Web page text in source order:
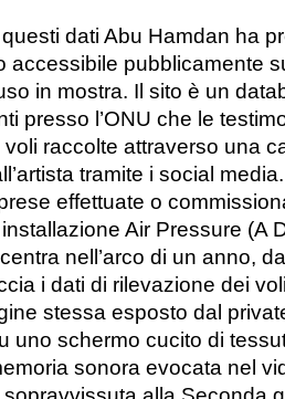
dati Abu Hamdan ha
accessibile pubblicamente
in mostra. Il sito è un
presso l’ONU che le
voli raccolte attraverso una
tramite i social
effettuate o
Air Pressure (A
nell’arco di un anno,
i dati di rilevazione dei
stessa esposto dal
uno schermo cucito di
sonora evocata nel